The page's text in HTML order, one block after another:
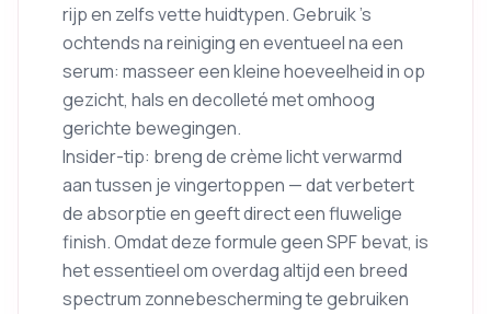
rijp en zelfs vette huidtypen. Gebruik ’s
ochtends na reiniging en eventueel na een
serum: masseer een kleine hoeveelheid in op
gezicht, hals en decolleté met omhoog
gerichte bewegingen.
Insider-tip: breng de crème licht verwarmd
aan tussen je vingertoppen — dat verbetert
de absorptie en geeft direct een fluwelige
finish. Omdat deze formule geen SPF bevat, is
het essentieel om overdag altijd een breed
spectrum zonnebescherming te gebruiken